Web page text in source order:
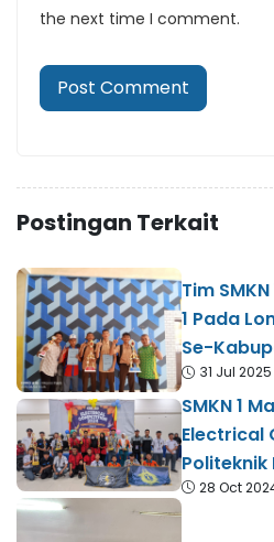
the next time I comment.
Postingan Terkait
Tim
1 Pada
Se-
31 Jul 2025
SMKN 1
Electrical
Politeknik
28 Oct